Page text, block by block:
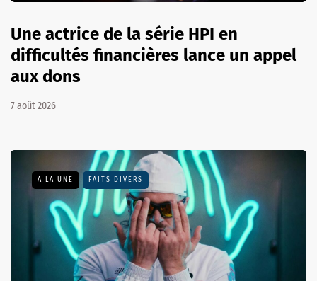
Une actrice de la série HPI en
difficultés financières lance un appel
aux dons
7 août 2026
A LA UNE FAITS DIVERS